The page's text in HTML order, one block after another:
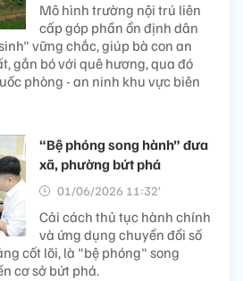
Mô hình trường nội trú liên
cấp góp phần ổn định dân
vững chắc, giúp bà con an
gắn bó với quê hương, qua đó
phòng - an ninh khu vực biên
“Bệ phóng song hành” đưa
xã, phường bứt phá
01/06/2026 11:32’
Cải cách thủ tục hành chính
và ứng dụng chuyển đổi số
cốt lõi, là "bệ phóng" song
cơ sở bứt phá.